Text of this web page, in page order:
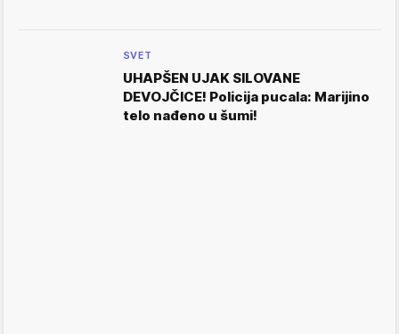
SVET
UHAPŠEN UJAK SILOVANE
DEVOJČICE! Policija pucala: Marijino
telo nađeno u šumi!